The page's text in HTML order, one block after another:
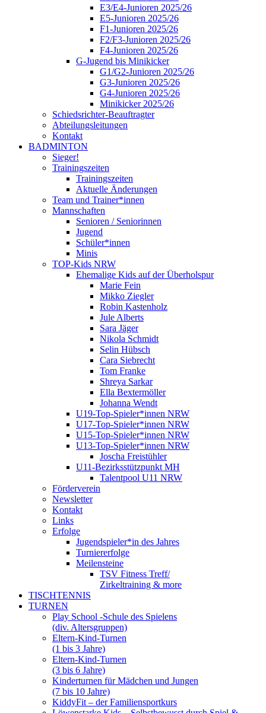
E3/E4-Junioren 2025/26
E5-Junioren 2025/26
F1-Junioren 2025/26
F2/F3-Junioren 2025/26
F4-Junioren 2025/26
G-Jugend bis Minikicker
G1/G2-Junioren 2025/26
G3-Junioren 2025/26
G4-Junioren 2025/26
Minikicker 2025/26
Schiedsrichter-Beauftragter
Abteilungsleitungen
Kontakt
BADMINTON
Sieger!
Trainingszeiten
Trainingszeiten
Aktuelle Änderungen
Team und Trainer*innen
Mannschaften
Senioren / Seniorinnen
Jugend
Schüler*innen
Minis
TOP-Kids NRW
Ehemalige Kids auf der Überholspur
Marie Fein
Mikko Ziegler
Robin Kastenholz
Jule Alberts
Sara Jäger
Nikola Schmidt
Selin Hübsch
Cara Siebrecht
Tom Franke
Shreya Sarkar
Ella Bextermöller
Johanna Wendt
U19-Top-Spieler*innen NRW
U17-Top-Spieler*innen NRW
U15-Top-Spieler*innen NRW
U13-Top-Spieler*innen NRW
Joscha Freistühler
U11-Bezirksstützpunkt MH
Talentpool U11 NRW
Förderverein
Newsletter
Kontakt
Links
Erfolge
Jugendspieler*in des Jahres
Turniererfolge
Meilensteine
TSV Fitness Treff/
Zirkeltraining & more
TISCHTENNIS
TURNEN
Play School -Schule des Spielens
(div. Altersgruppen)
Eltern-Kind-Turnen
(1 bis 3 Jahre)
Eltern-Kind-Turnen
(3 bis 6 Jahre)
Kinderturnen für Mädchen und Jungen
(7 bis 10 Jahre)
KiddyFit – der Familiensportkurs